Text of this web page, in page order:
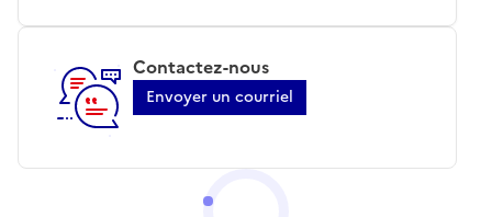
Contactez-nous
Envoyer un courriel